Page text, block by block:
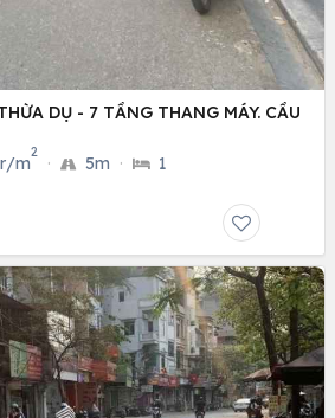
DỤ - 7 TẦNG THANG MÁY. CẦU
m
2
· 5m · 1